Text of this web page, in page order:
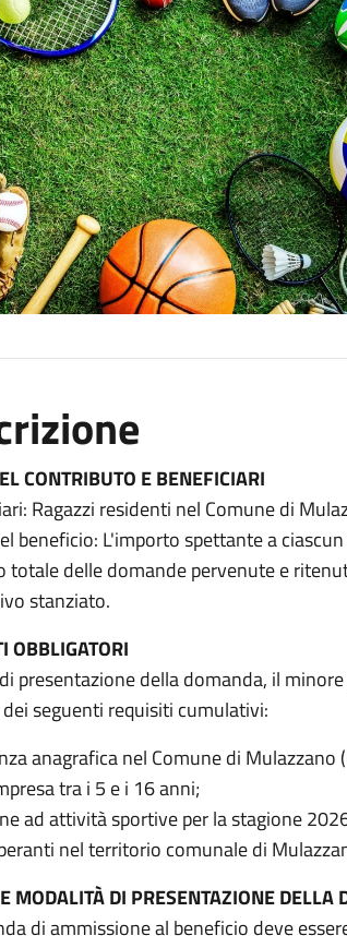
CONTRIBUTO E BENEFICIARI
Ragazzi residenti nel Comune di
beneficio: L'importo spettante a
totale delle domande pervenute e
stanziato.
OBBLIGATORI
presentazione della domanda, il
seguenti requisiti cumulativi:
anagrafica nel Comune di Mulazzano
tra i 5 e i 16 anni;
ad attività sportive per la stagione
nel territorio comunale di
MODALITÀ DI PRESENTAZIONE DELLA
di ammissione al beneficio deve